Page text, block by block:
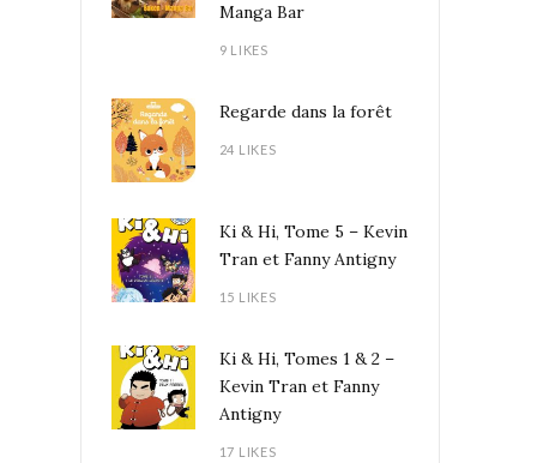
Manga Bar
9 LIKES
Regarde dans la forêt
24 LIKES
Ki & Hi, Tome 5 – Kevin
Tran et Fanny Antigny
15 LIKES
Ki & Hi, Tomes 1 & 2 –
Kevin Tran et Fanny
Antigny
17 LIKES